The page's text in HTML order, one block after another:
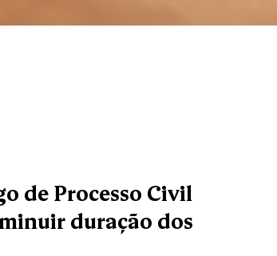
de Processo Civil
duração dos